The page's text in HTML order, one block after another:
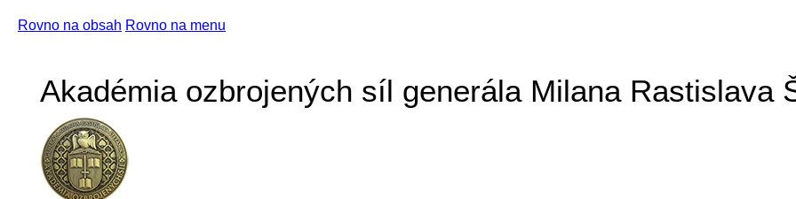
Rovno na obsah Rovno na menu
Akadémia ozbrojených síl generála Milana Rastislava